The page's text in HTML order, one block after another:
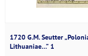
1720 G.M. Seutter
Lithuaniae…” 1